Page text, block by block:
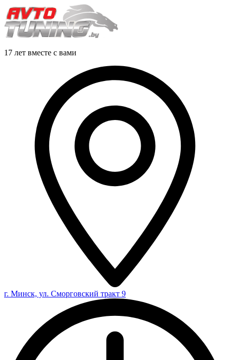
17 лет вместе с вами
г. Минск, ул. Сморговский тракт 9